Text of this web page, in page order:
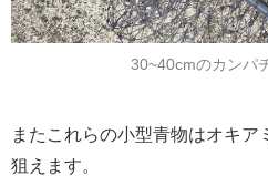
30~40cmのカンパ
またこれらの小型青物はオキア
狙えます。